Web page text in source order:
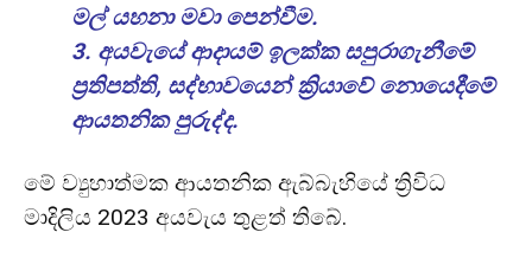
මල් යහනා මවා පෙන්වීම.
3. අයවැයේ ආදායම් ඉලක්ක සපුරාගැනීමේ
ප්‍රතිපත්ති, සද්භාවයෙන් ක්‍රියාවේ නොයෙදීමේ
ආයතනික පුරුද්ද.
මේ ව්‍යුහාත්මක ආයතනික ඇබ්බැහියේ ත්‍රිවිධ
මාදිලිය 2023 අයවැය තුළත් තිබේ.